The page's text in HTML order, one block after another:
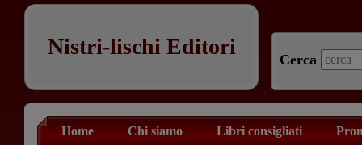
Nistri-lischi Editori
Cerca
Home Chi siamo Libri consigliati